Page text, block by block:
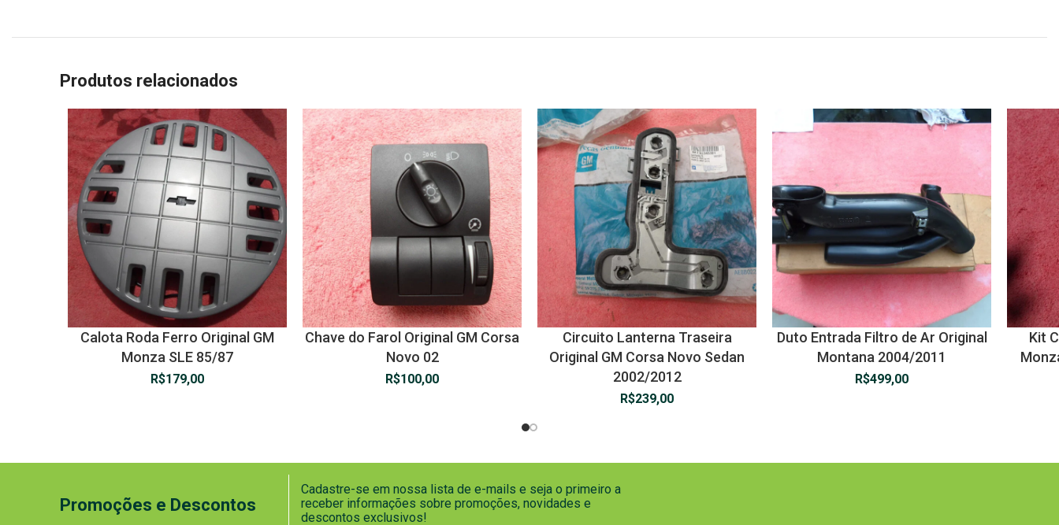
Produtos relacionados
Calota Roda Ferro Original GM
Monza SLE 85/87
R$179,00
Chave do Farol Original GM Corsa
Novo 02
R$100,00
Circuito Lanterna Traseira
Original GM Corsa Novo Sedan
2002/2012
R$239,00
Duto Entrada Filtro de Ar Original
Montana 2004/2011
R$499,00
Kit
Promoções e Descontos
Cadastre-se em nossa lista de e-mails e seja o primeiro a
receber informações sobre promoções, novidades e
descontos exclusivos!